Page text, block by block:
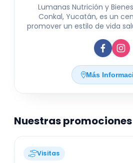
Lumanas Nutrición y
Conkal, Yucatán, es un
promover un estilo de vida
postres conscientes.
integrales como meditación,
nutrición profesional,
cuerpo, mente y
México busca brindar
combinando
Más
Nuestras promociones
Visitas